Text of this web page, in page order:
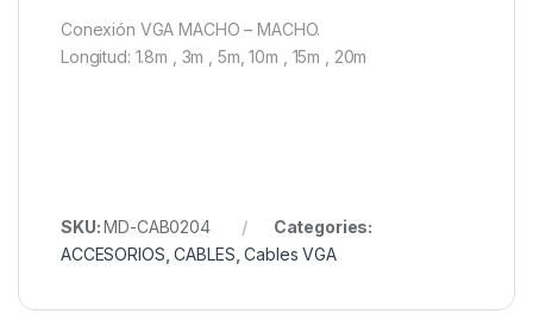
Conexión VGA MACHO – MACHO.
Longitud: 1.8m , 3m , 5m, 10m , 15m , 20m
SKU:MD-CAB0204
Categories:
ACCESORIOS ,CABLES ,Cables VGA